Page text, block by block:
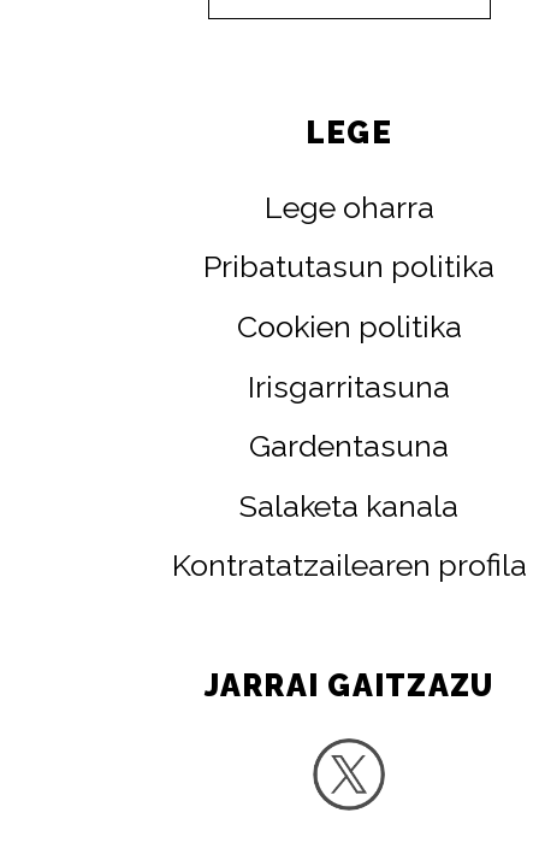
LEGE
Lege oharra
Pribatutasun politika
Cookien politika
Irisgarritasuna
Gardentasuna
Salaketa kanala
Kontratatzailearen profila
JARRAI GAITZAZU